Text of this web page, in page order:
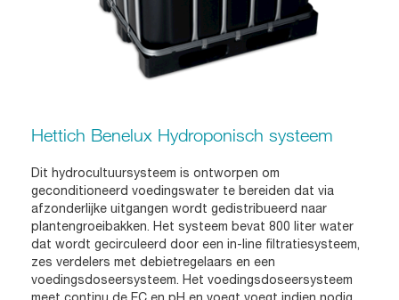
Hettich Benelux Hydroponisch systeem
Dit hydrocultuursysteem is ontworpen om
geconditioneerd voedingswater te bereiden dat via
afzonderlijke uitgangen wordt gedistribueerd naar
plantengroeibakken. Het systeem bevat 800 liter water
dat wordt gecirculeerd door een in-line filtratiesysteem,
zes verdelers met debietregelaars en een
voedingsdoseersysteem. Het voedingsdoseersysteem
meet continu de EC en pH en voegt voegt indien nodig